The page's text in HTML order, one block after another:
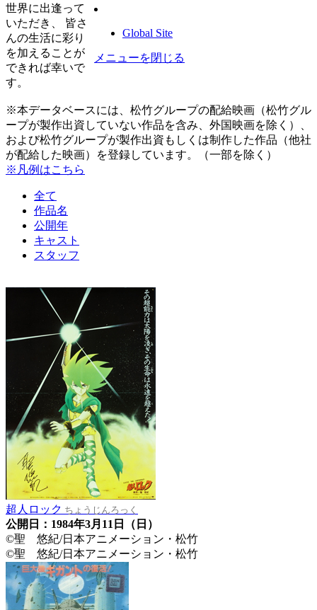
Global Site
メニューを閉じる
世界に出逢って
いただき、 皆さ
んの生活に彩り
を加えることが
できれば幸いで
す。
※本データベースには、松竹グループの配給映画（松竹グル
ープが製作出資していない作品を含み、外国映画を除く）、
および松竹グループが製作出資もしくは制作した作品（他社
が配給した映画）を登録しています。（一部を除く）
※凡例はこちら
全て
作品名
公開年
キャスト
スタッフ
超人ロック ちょうじんろっく
公開日：1984年3月11日（日）
©聖 悠紀/日本アニメーション・松竹
©聖 悠紀/日本アニメーション・松竹